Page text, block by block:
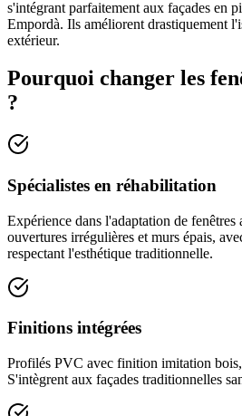
s'intégrant parfaitement aux façades en
Empordà. Ils améliorent drastiquement
extérieur.
Pourquoi changer les
?
Spécialistes en réhabilitation
Expérience dans l'adaptation de
ouvertures irrégulières et murs épais,
respectant l'esthétique traditionnelle.
Finitions intégrées
Profilés PVC avec finition imitation
S'intègrent aux façades traditionnelles